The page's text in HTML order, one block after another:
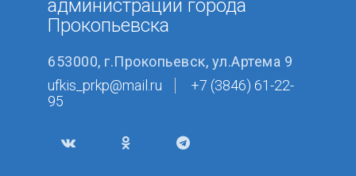
администрации города
Прокопьевска
653000, г.Прокопьевск, ул.Артема 9
ufkis_prkp@mail.ru
+7 (3846) 61-22-
95